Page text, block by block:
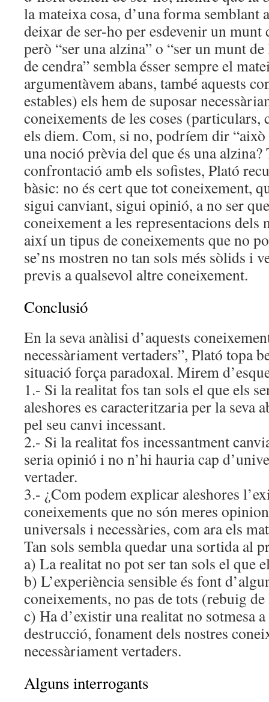
la mateixa cosa, d’una forma semblant
deixar de ser-ho per esdevenir un munt
però “ser una alzina” o “ser un munt
de cendra” sembla ésser sempre el
argumentàvem abans, també aquests
estables) els hem de suposar
coneixements de les coses (particulars,
els diem. Com, si no, podríem dir “això
una noció prèvia del que és una alzina?
confrontació amb els sofistes, Plató
bàsic: no és cert que tot coneixement,
sigui canviant, sigui opinió, a no ser
coneixement a les representacions dels
així un tipus de coneixements que no
se’ns mostren no tan sols més sòlids i
previs a qualsevol altre coneixement.
Conclusió
En la seva anàlisi d’aquests
necessàriament vertaders”, Plató topa
situació força paradoxal. Mirem
1.- Si la realitat fos tan sols el que els
aleshores es caracteritzaria per la seva
pel seu canvi incessant.
2.- Si la realitat fos incessantment
seria opinió i no n’hi hauria cap
vertader.
3.- ¿Com podem explicar aleshores
coneixements que no són meres
universals i necessàries, com ara els
Tan sols sembla quedar una sortida al
a) La realitat no pot ser tan sols el que
b) L’experiència sensible és font
coneixements, no pas de tots (rebuig
c) Ha d’existir una realitat no sotmesa
destrucció, fonament dels nostres
necessàriament vertaders.
Alguns interrogants